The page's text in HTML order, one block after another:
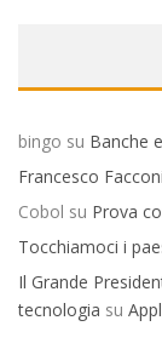
bingo su Banche
Francesco Facconi
Cobol su Prova
Tocchiamoci i
Il Grande
tecnologia su